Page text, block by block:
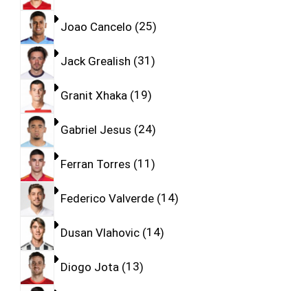
Joao Cancelo 25
Jack Grealish 31
Granit Xhaka 19
Gabriel Jesus 24
Ferran Torres 11
Federico Valverde 14
Dusan Vlahovic 14
Diogo Jota 13